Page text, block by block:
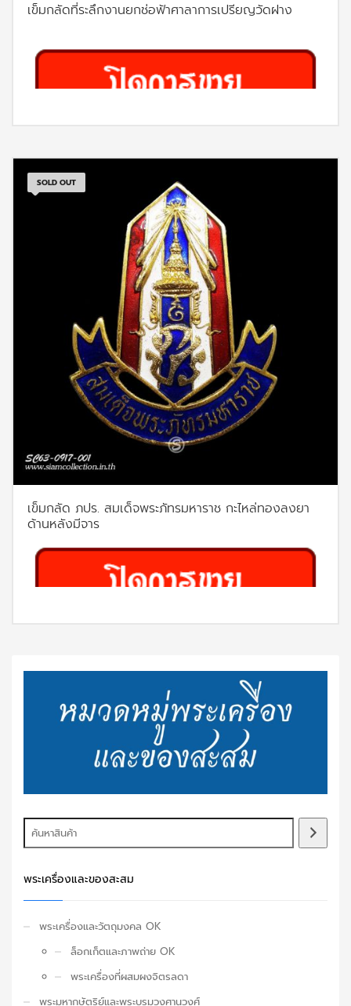
เข็มกลัดที่ระลึกงานยกช่อฟ้าศาลาการเปรียญวัดฝาง
SOLD OUT
เข็มกลัด ภปร. สมเด็จพระภัทรมหาราช กะไหล่ทองลงยา
ด้านหลังมีจาร
พระเครื่องและของสะสม
พระเครื่องและวัตถุมงคล OK
ล็อกเก็ตและภาพถ่าย OK
พระเครื่องที่ผสมผงจิตรลดา
พระมหากษัตริย์และพระบรมวงศานุวงศ์